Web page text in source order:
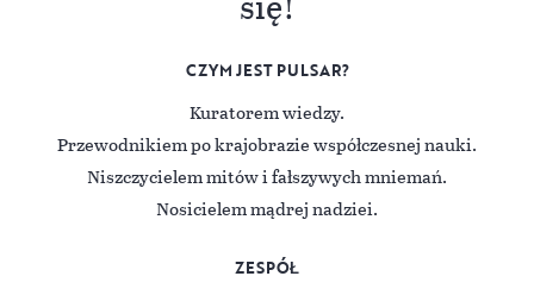
CZYM JEST PULSAR?
Kuratorem wiedzy.
Przewodnikiem po krajobrazie współczesnej nauki.
Niszczycielem mitów i fałszywych mniemań.
Nosicielem mądrej nadziei.
ZESPÓŁ